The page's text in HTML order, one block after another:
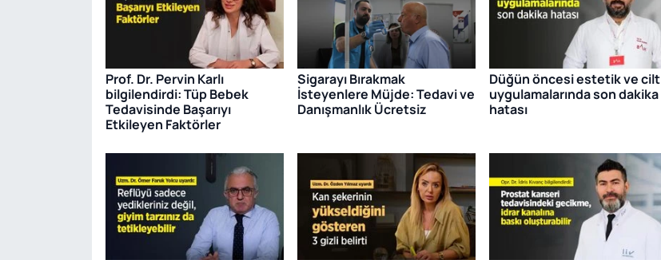
Prof. Dr. Pervin Karlı
bilgilendirdi: Tüp Bebek
Tedavisinde Başarıyı
Etkileyen Faktörler
Sigarayı Bırakmak
İsteyenlere Müjde: Tedavi ve
Danışmanlık Ücretsiz
Düğün öncesi estetik ve cilt
uygulamalarında son dakika
hatası